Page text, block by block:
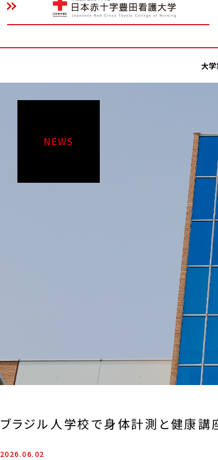
大学
NEWS
ブラジル人学校で身体計測と健康講
2026.06.02